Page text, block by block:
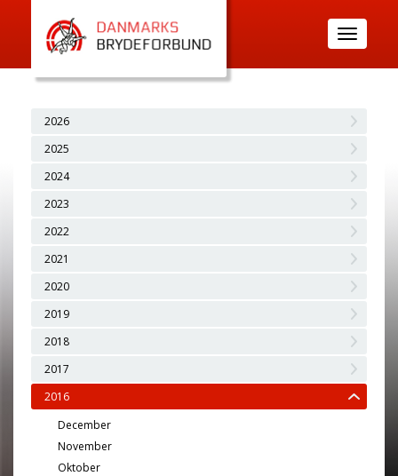
Toggle
navigation
2026
2025
2024
2023
2022
2021
2020
2019
2018
2017
2016
December
November
Oktober